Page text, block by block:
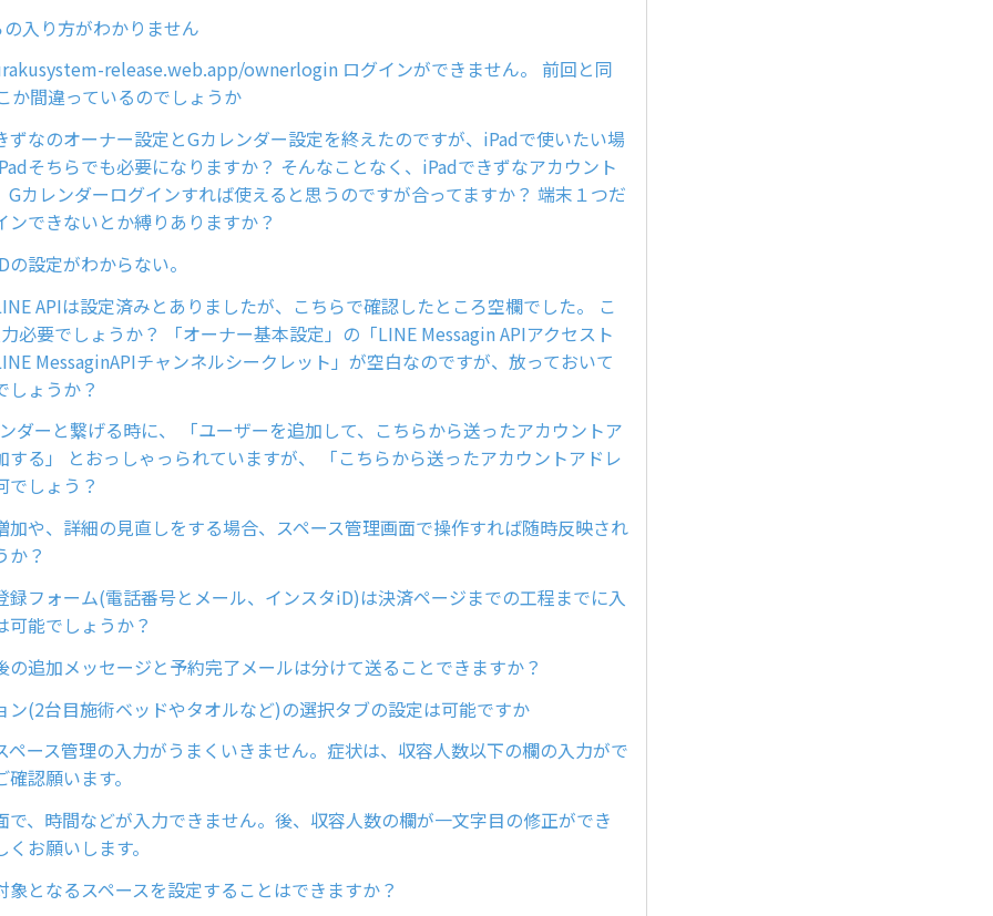
入り方がわかりません
release.web.app/ownerlogin ログインができません。 前回と同
か間違っているのでしょうか
ずなのオーナー設定とGカレンダー設定を終えたのですが、iPadで使いたい場
そちらでも必要になりますか？ そんなことなく、iPadできずなアカウント
Gカレンダーログインすれば使えると思うのですが合ってますか？ 端末１つだ
ンできないとか縛りありますか？
の設定がわからない。
APIは設定済みとありましたが、こちらで確認したところ空欄でした。 こ
必要でしょうか？ 「オーナー基本設定」の「LINE Messagin APIアクセスト
MessaginAPIチャンネルシークレット」が空白なのですが、放っておいて
しょうか？
ダーと繋げる時に、 「ユーザーを追加して、こちらから送ったアカウントア
する」 とおっしゃっられていますが、 「こちらから送ったアカウントアドレ
でしょう？
加や、詳細の見直しをする場合、スペース管理画面で操作すれば随時反映され
か？
録フォーム(電話番号とメール、インスタiD)は決済ページまでの工程までに入
可能でしょうか？
の追加メッセージと予約完了メールは分けて送ることできますか？
ン(2台目施術ベッドやタオルなど)の選択タブの設定は可能ですか
ペース管理の入力がうまくいきません。症状は、収容人数以下の欄の入力がで
認願います。
で、時間などが入力できません。後、収容人数の欄が一文字目の修正ができ
お願いします。
象となるスペースを設定することはできますか？